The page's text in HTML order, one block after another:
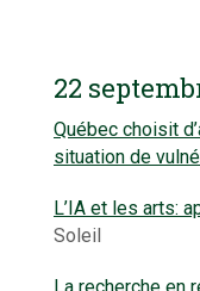
22
Québec choisit
situation de
L’IA et les arts:
Soleil